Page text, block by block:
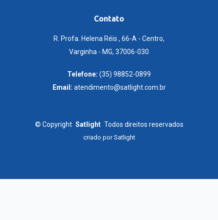
Contato
R. Profa. Helena Réis , 66-A - Centro,
Varginha - MG, 37006-030
Telefone: (35) 98852-0899
Email: atendimento@satlight.com.br
© Copyright Satlight Todos direitos reservados
criado porSatlight